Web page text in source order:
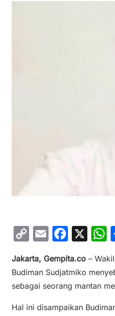
C
p
y
Li
n
E
ai
l
F
c
e
b
o
X
s
A
Jakarta, Gempita.co –
Budiman Sudjatmiko
sebagai seorang mantan
Hal ini disampaikan